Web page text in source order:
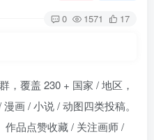
0 1571 17
，覆盖 230 + 国家 / 地区，
画 / 小说 / 动图四类投稿。
作品点赞收藏 / 关注画师 /